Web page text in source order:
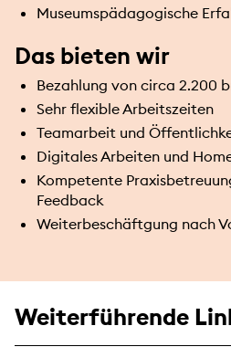
Museumspädagogische
Das bieten wir
Bezahlung von circa 2.200
Sehr flexible Arbeitszeiten
Teamarbeit und
Digitales Arbeiten und
Kompetente
Feedback
Weiterbeschäftgung nach
Weiterführende